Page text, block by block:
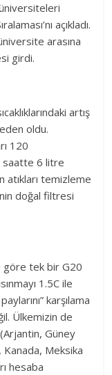
açıkladı.
arasına
girdi.
artış
oldu.
120
saatte 6 litre
atıkları temizleme
doğal filtresi
göre tek bir G20
1.5C ile
karşılama
Ülkemizin de
Güney
Meksika
hesaba